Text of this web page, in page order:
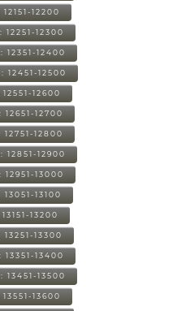
12200
12251-12300
12351-12400
12451-12500
12600
12651-12700
12751-12800
12851-12900
12951-13000
13051-13100
13200
13251-13300
13351-13400
13451-13500
13600